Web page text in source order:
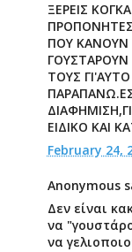
ΞΕΡΕΙΣ
ΠΡΟΠΟΝΗΤΕΣ
ΠΟΥ ΚΑΝΟΥΝ
ΤΟΥΣ
ΕΙΔΙΚΟ ΚΑΙ
February 24,
Anonymous
Δεν είναι
να
να